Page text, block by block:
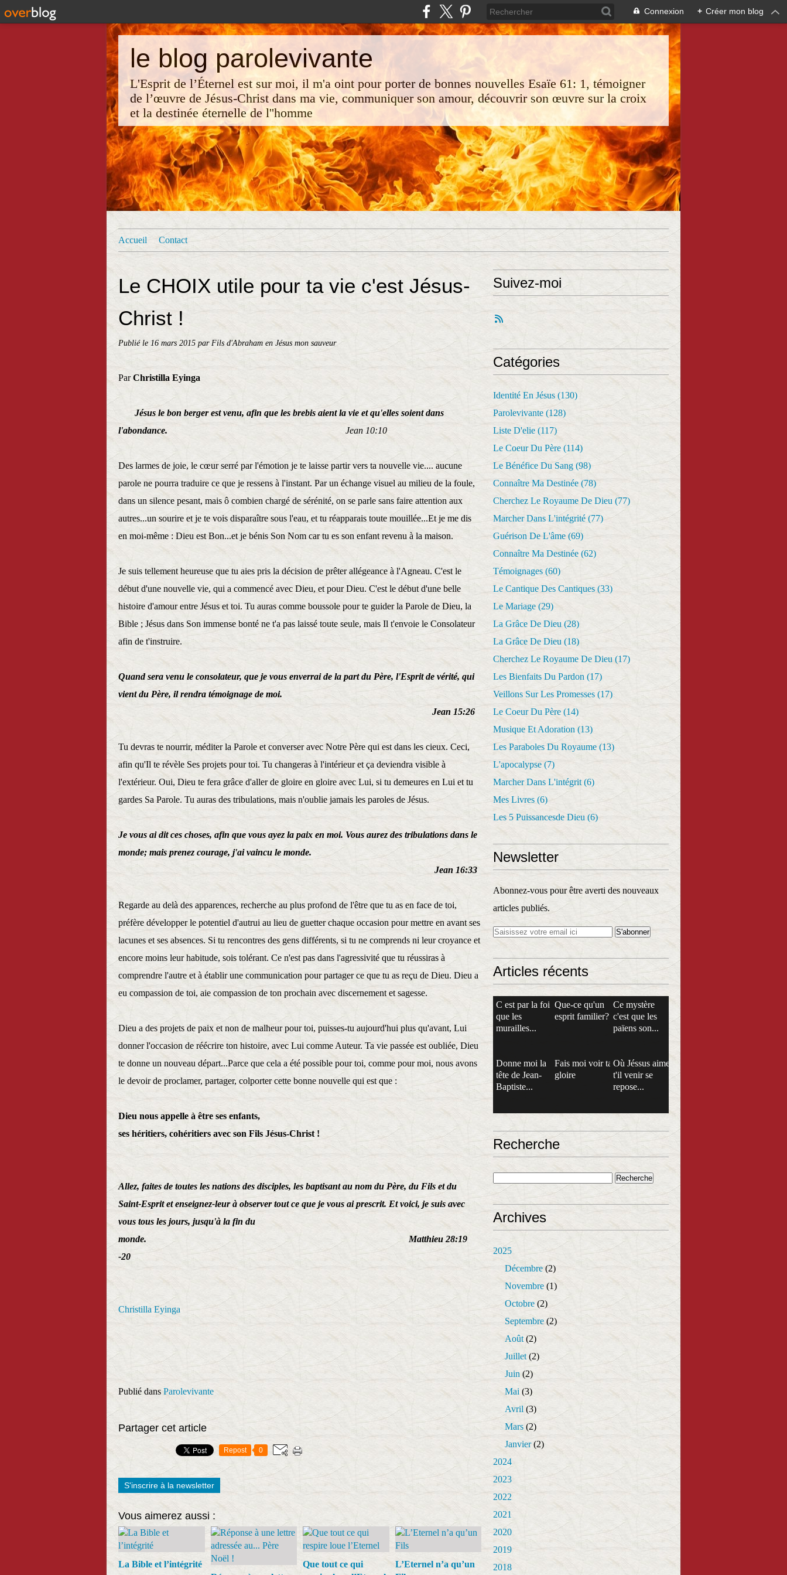
Connexion + Créer mon blog
le blog parolevivante
L'Esprit de l’Éternel est sur moi, il m'a oint pour porter de bonnes nouvelles Esaïe 61: 1, témoigner
de l’œuvre de Jésus-Christ dans ma vie, communiquer son amour, découvrir son œuvre sur la croix
et la destinée éternelle de l''homme
Accueil Contact
Le CHOIX utile pour ta vie c'est Jésus-
Christ !
Publié le 16 mars 2015 par Fils d'Abraham en Jésus mon sauveur
ParChristilla Eyinga
Jésus le bon berger est venu, afin que les brebis aient la vie et qu'elles soient dans
l'abondance. Jean 10:10
Des larmes de joie, le cœur serré par l'émotion je te laisse partir vers ta nouvelle vie.... aucune
parole ne pourra traduire ce que je ressens à l'instant. Par un échange visuel au milieu de la foule,
dans un silence pesant, mais ô combien chargé de sérénité, on se parle sans faire attention aux
autres...un sourire et je te vois disparaître sous l'eau, et tu réapparais toute mouillée...Et je me dis
en moi-même : Dieu est Bon...et je bénis Son Nom car tu es son enfant revenu à la maison.
Je suis tellement heureuse que tu aies pris la décision de prêter allégeance à l'Agneau. C'est le
début d'une nouvelle vie, qui a commencé avec Dieu, et pour Dieu. C'est le début d'une belle
histoire d'amour entre Jésus et toi. Tu auras comme boussole pour te guider la Parole de Dieu, la
Bible ; Jésus dans Son immense bonté ne t'a pas laissé toute seule, mais Il t'envoie le Consolateur
afin de t'instruire.
Quand sera venu le consolateur, que je vous enverrai de la part du Père, l'Esprit de vérité, qui
vient du Père, il rendra témoignage de moi.
Jean 15:26
Tu devras te nourrir, méditer la Parole et converser avec Notre Père qui est dans les cieux. Ceci,
afin qu'Il te révèle Ses projets pour toi. Tu changeras à l'intérieur et ça deviendra visible à
l'extérieur. Oui, Dieu te fera grâce d'aller de gloire en gloire avec Lui, si tu demeures en Lui et tu
gardes Sa Parole. Tu auras des tribulations, mais n'oublie jamais les paroles de Jésus.
Je vous ai dit ces choses, afin que vous ayez la paix en moi. Vous aurez des tribulations dans le
monde; mais prenez courage, j'ai vaincu le monde.
Jean 16:33
Regarde au delà des apparences, recherche au plus profond de l'être que tu as en face de toi,
préfère développer le potentiel d'autrui au lieu de guetter chaque occasion pour mettre en avant ses
lacunes et ses absences. Si tu rencontres des gens différents, si tu ne comprends ni leur croyance et
encore moins leur habitude, sois tolérant. Ce n'est pas dans l'agressivité que tu réussiras à
comprendre l'autre et à établir une communication pour partager ce que tu as reçu de Dieu. Dieu a
eu compassion de toi, aie compassion de ton prochain avec discernement et sagesse.
Dieu a des projets de paix et non de malheur pour toi, puisses-tu aujourd'hui plus qu'avant, Lui
donner l'occasion de réécrire ton histoire, avec Lui comme Auteur. Ta vie passée est oubliée, Dieu
te donne un nouveau départ...Parce que cela a été possible pour toi, comme pour moi, nous avons
le devoir de proclamer, partager, colporter cette bonne nouvelle qui est que :
Dieu nous appelle à être ses enfants,
ses héritiers, cohéritiers avec son Fils Jésus-Christ !
Allez, faites de toutes les nations des disciples, les baptisant au nom du Père, du Fils et du
Saint-Esprit et enseignez-leur à observer tout ce que je vous ai prescrit. Et voici, je suis avec
vous tous les jours, jusqu'à la fin du
monde.
Matthieu 28:19
-20
Christilla Eyinga
Publié dans Parolevivante
Partager cet article
Repost 0
S'inscrire à la newsletter
Vous aimerez aussi :
La Bible et l’intégrité
Que tout ce qui
L’Eternel n’a qu’un
Suivez-moi
Catégories
Identité En Jésus (130)
Parolevivante (128)
Liste D'elie (117)
Le Coeur Du Père (114)
Le Bénéfice Du Sang (98)
Connaître Ma Destinée (78)
Cherchez Le Royaume De Dieu (77)
Marcher Dans L'intégrité (77)
Guérison De L'âme (69)
Connaître Ma Destinée (62)
Témoignages (60)
Le Cantique Des Cantiques (33)
Le Mariage (29)
La Grâce De Dieu (28)
La Grâce De Dieu (18)
Cherchez Le Royaume De Dieu (17)
Les Bienfaits Du Pardon (17)
Veillons Sur Les Promesses (17)
Le Coeur Du Père (14)
Musique Et Adoration (13)
Les Paraboles Du Royaume (13)
L'apocalypse (7)
Marcher Dans L'intégrit (6)
Mes Livres (6)
Les 5 Puissancesde Dieu (6)
Newsletter
Abonnez-vous pour être averti des nouveaux
articles publiés.
Articles récents
C est par la foi
que les
murailles...
Que-ce qu'un
esprit familier?
Ce mystère
c'est que les
païens son...
Donne moi la
tête de Jean-
Baptiste...
Fais moi voir ta
gloire
Où Jéssus aime
t'il venir se
repose...
Recherche
Archives
2025
Décembre (2)
Novembre (1)
Octobre (2)
Septembre (2)
Août (2)
Juillet (2)
Juin (2)
Mai (3)
Avril (3)
Mars (2)
Janvier(2)
2024
2023
2022
2021
2020
2019
2018